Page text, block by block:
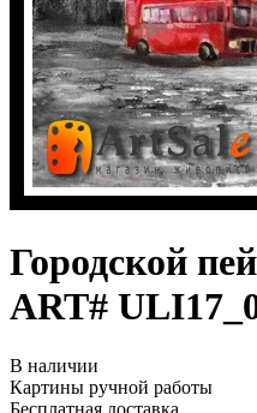
Городской
ART#
В наличии
Картины ручной работы
Бесплатная доставка